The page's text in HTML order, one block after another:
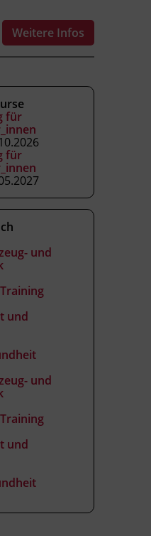
Weitere Infos
für
für
und
und
und
und